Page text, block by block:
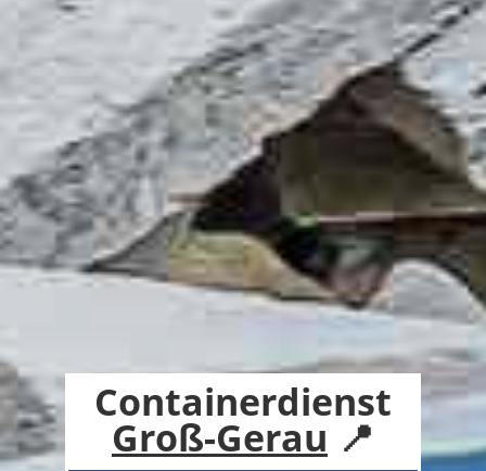
Containerdienst
Groß-Gerau 📍